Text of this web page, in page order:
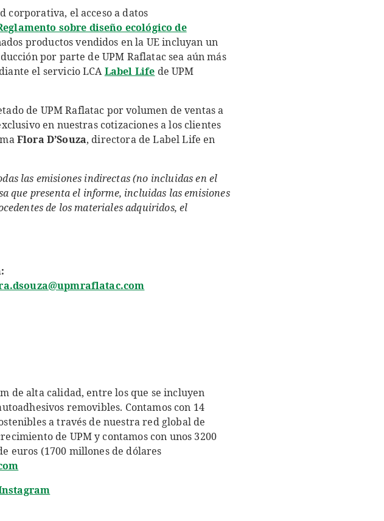
corporativa, el acceso a datos
sobre diseño ecológico de
productos vendidos en la UE incluyan un
por parte de UPM Raflatac sea aún más
el servicio LCALabel Life de UPM
de UPM Raflatac por volumen de ventas a
en nuestras cotizaciones a los clientes
Flora D’Souza, directora de Label Life en
las emisiones indirectas (no incluidas en el
que presenta el informe, incluidas las emisiones
de los materiales adquiridos, el
de alta calidad, entre los que se incluyen
removibles. Contamos con 14
a través de nuestra red global de
de UPM y contamos con unos 3200
euros (1700 millones de dólares